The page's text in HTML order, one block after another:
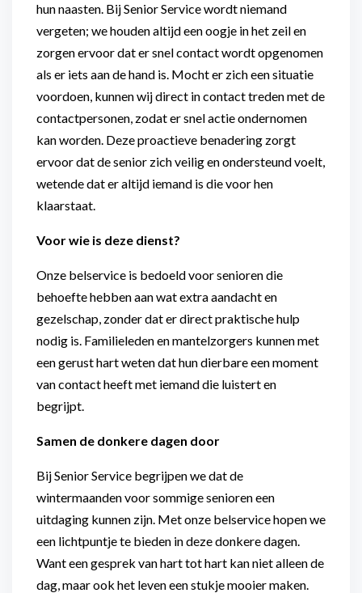
hun naasten. Bij Senior Service wordt niemand
vergeten; we houden altijd een oogje in het zeil en
zorgen ervoor dat er snel contact wordt opgenomen
als er iets aan de hand is. Mocht er zich een situatie
voordoen, kunnen wij direct in contact treden met de
contactpersonen, zodat er snel actie ondernomen
kan worden. Deze proactieve benadering zorgt
ervoor dat de senior zich veilig en ondersteund voelt,
wetende dat er altijd iemand is die voor hen
klaarstaat.
Voor wie is deze dienst?
Onze belservice is bedoeld voor senioren die
behoefte hebben aan wat extra aandacht en
gezelschap, zonder dat er direct praktische hulp
nodig is. Familieleden en mantelzorgers kunnen met
een gerust hart weten dat hun dierbare een moment
van contact heeft met iemand die luistert en
begrijpt.
Samen de donkere dagen door
Bij Senior Service begrijpen we dat de
wintermaanden voor sommige senioren een
uitdaging kunnen zijn. Met onze belservice hopen we
een lichtpuntje te bieden in deze donkere dagen.
Want een gesprek van hart tot hart kan niet alleen de
dag, maar ook het leven een stukje mooier maken.